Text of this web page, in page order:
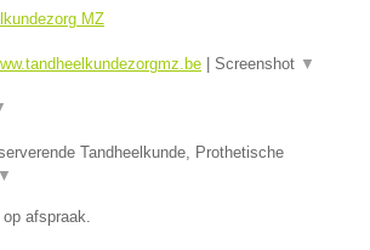
MZ
Screenshot ▼
Tandheelkunde, Prothetische
▼
afspraak.